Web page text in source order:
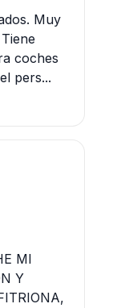
Muy
coches
pers...
MI
Y